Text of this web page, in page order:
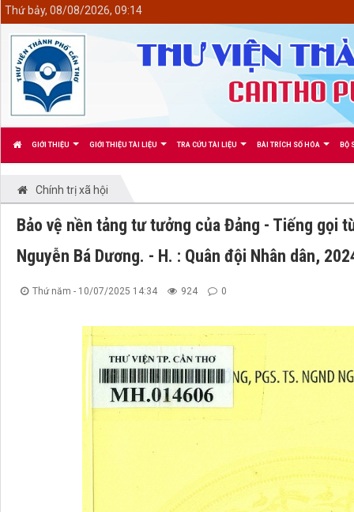
GIỚI THIỆU GIỚI THIỆU TÀI LIỆU TRA CỨU TÀI LIỆU BÀI TRÍCH SỐ HÓA BỘ
Thứ bảy, 08/08/2026, 09:14
Chính trị xã hội
Bảo vệ nền tảng tư tưởng của Đảng - Tiếng gọi
Nguyễn Bá Dương. - H. : Quân đội Nhân dân,
Thứ năm - 10/07/2025 14:34 924 0
<